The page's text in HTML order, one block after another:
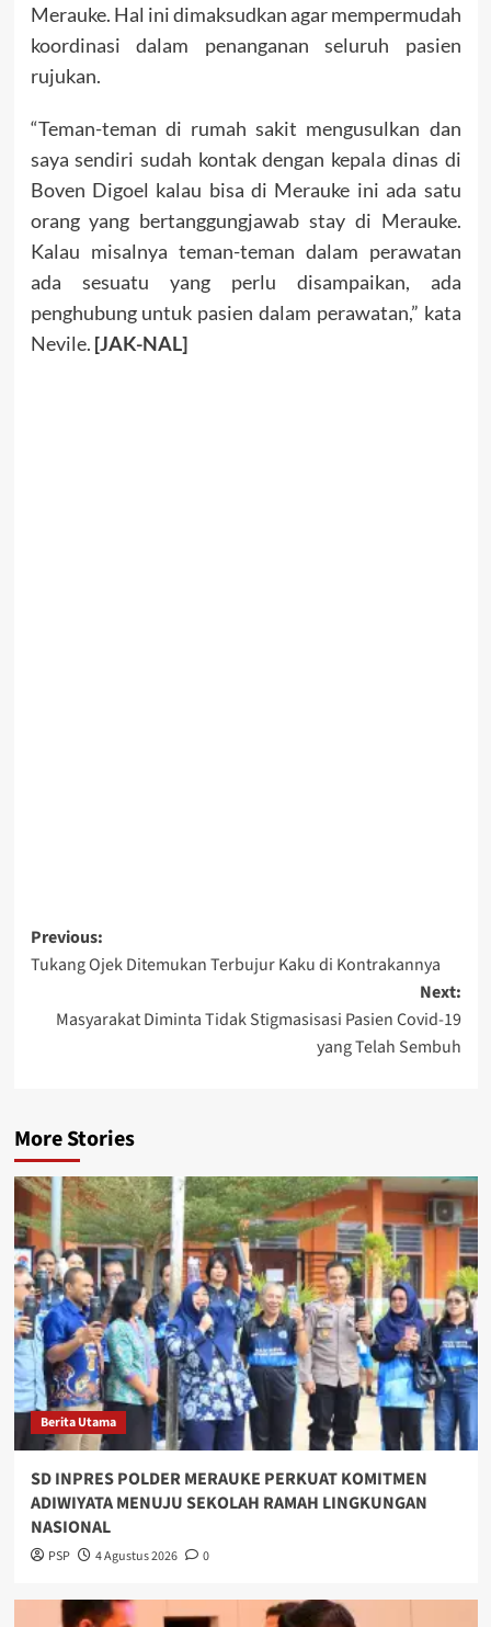
Merauke. Hal ini dimaksudkan agar mempermudah
koordinasi dalam penanganan seluruh pasien
rujukan.
“Teman-teman di rumah sakit mengusulkan dan
saya sendiri sudah kontak dengan kepala dinas di
Boven Digoel kalau bisa di Merauke ini ada satu
orang yang bertanggungjawab stay di Merauke.
Kalau misalnya teman-teman dalam perawatan
ada sesuatu yang perlu disampaikan, ada
penghubung untuk pasien dalam perawatan,” kata
Nevile. [JAK-NAL]
Post
navigation
Previous:
Tukang Ojek Ditemukan Terbujur Kaku di Kontrakannya
Next:
Masyarakat Diminta Tidak Stigmasisasi Pasien Covid-19
yang Telah Sembuh
More Stories
Berita Utama
SD INPRES POLDER MERAUKE PERKUAT KOMITMEN
ADIWIYATA MENUJU SEKOLAH RAMAH LINGKUNGAN
NASIONAL
PSP 4 Agustus 2026 0